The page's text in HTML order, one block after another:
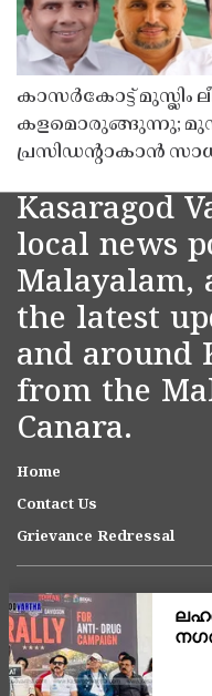
കാസർകോട്ട് മുസ്ലിം
കളമൊരുങ്ങുന്നു;
പ്രസിഡൻ്റാകാൻ
Kasaragod
local news
Malayalam,
the latest
and around
from the
Canara.
Home
Contact Us
Grievance Redressal